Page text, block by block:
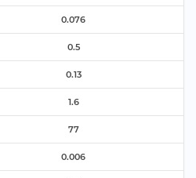
0.076
0.5
0.13
1.6
77
0.006